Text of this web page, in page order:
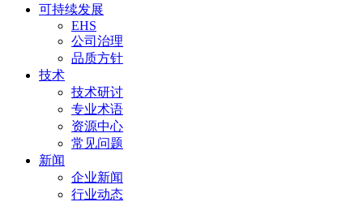
可持续发展
EHS
公司治理
品质方针
技术
技术研讨
专业术语
资源中心
常见问题
新闻
企业新闻
行业动态